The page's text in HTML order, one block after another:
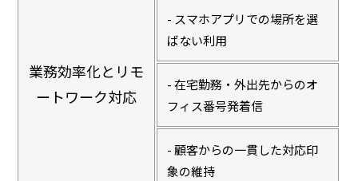
業務効率化とリモ
ートワーク対応
- スマホアプリでの場所を選
ばない利用
- 在宅勤務・外出先からのオ
フィス番号発着信
- 顧客からの一貫した対応印
象の維持